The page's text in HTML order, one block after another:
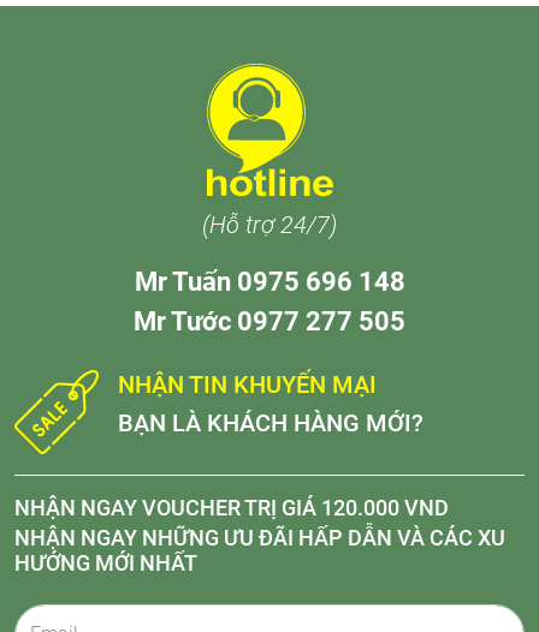
(Hỗ trợ 24/7)
Mr Tuấn 0975 696 148
Mr Tước 0977 277 505
NHẬN TIN KHUYẾN MẠI
BẠN LÀ KHÁCH HÀNG MỚI?
NHẬN NGAY VOUCHER TRỊ GIÁ 120.000 VND
NHẬN NGAY NHỮNG ƯU ĐÃI HẤP DẪN VÀ CÁC XU
HƯỚNG MỚI NHẤT